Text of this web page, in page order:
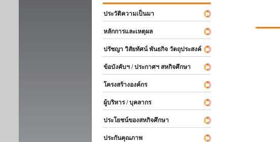
ประวัติความเป็นมา
หลักการและเหตุผล
ปรัชญา วิสัยทัศน์ พันธกิจ วัตถุประสงค์
ข้อบังคับฯ / ประกาศฯ สหกิจศึกษา
โครงสร้างองค์กร
ผู้บริหาร / บุคลากร
ประโยชน์ของสหกิจศึกษา
ประกันคุณภาพ